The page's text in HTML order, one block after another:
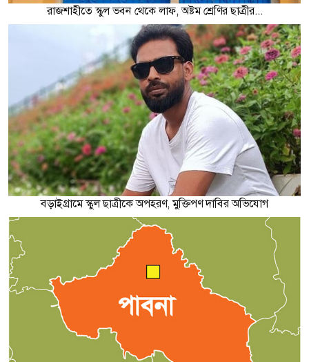
রাজশাহীতে স্কুল ভবন থেকে লাফ, অষ্টম শ্রেণির ছাত্রীর...
বড়াইগ্রামে স্কুল ছাত্রীকে অপহরণ, মুক্তিপণ দাবির অভিযোগ